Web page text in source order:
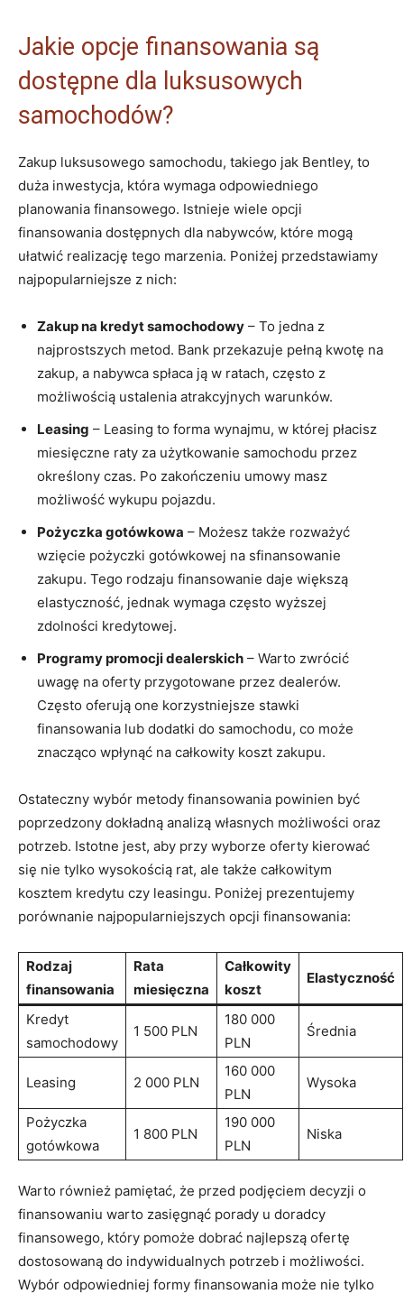
Jakie opcje‌ finansowania są
‌dostępne dla luksusowych
samochodów?
Zakup luksusowego samochodu, ⁤takiego jak Bentley, ⁤to
duża ‍inwestycja, która wymaga odpowiedniego
planowania finansowego.⁢ Istnieje wiele opcji
finansowania dostępnych dla nabywców, które mogą
⁢ułatwić ⁢realizację tego marzenia. Poniżej ‍przedstawiamy
najpopularniejsze z nich:
Zakup⁢ na kredyt samochodowy – To ‍jedna z
najprostszych metod. Bank⁣ przekazuje pełną kwotę na
zakup, a nabywca spłaca ⁢ją w ratach,⁤ często z
możliwością ⁣ustalenia atrakcyjnych warunków.
Leasing – Leasing to forma wynajmu, w której płacisz
miesięczne raty za użytkowanie samochodu ⁤przez
określony‍ czas. Po ⁤zakończeniu umowy masz
możliwość wykupu pojazdu.
Pożyczka gotówkowa – Możesz‍ także rozważyć‍
wzięcie pożyczki gotówkowej na sfinansowanie
zakupu. Tego ⁣rodzaju⁢ finansowanie daje większą
elastyczność, jednak wymaga często ​wyższej
⁢zdolności⁢ kredytowej.
Programy promocji dealerskich – Warto‌ zwrócić
‍uwagę na​ oferty przygotowane przez ​dealerów.⁤
Często oferują​ one korzystniejsze stawki
finansowania lub ​dodatki do samochodu, co ⁤może
znacząco wpłynąć⁣ na całkowity koszt zakupu.
Ostateczny wybór metody finansowania powinien być
⁣poprzedzony dokładną analizą​ własnych możliwości oraz
potrzeb. Istotne jest, aby przy wyborze oferty​ kierować
się​ nie‌ tylko wysokością rat, ale ⁣także całkowitym
⁣kosztem⁢ kredytu czy leasingu. Poniżej‌ prezentujemy
porównanie najpopularniejszych opcji‍ finansowania:
Rodzaj
finansowania
Rata
miesięczna
Całkowity
koszt
Elastyczność
Kredyt
samochodowy
1 500 PLN
180 000
PLN
Średnia
Leasing 2 000 PLN
160 000
PLN
Wysoka
Pożyczka
gotówkowa
1⁣ 800 PLN
190 ​000
PLN
Niska
Warto również pamiętać, że przed⁢ podjęciem decyzji o
‍finansowaniu warto ⁢zasięgnąć porady u doradcy
finansowego, który pomoże dobrać najlepszą ofertę
‌dostosowaną do indywidualnych potrzeb⁢ i możliwości.
Wybór⁣ odpowiedniej formy finansowania może nie tylko